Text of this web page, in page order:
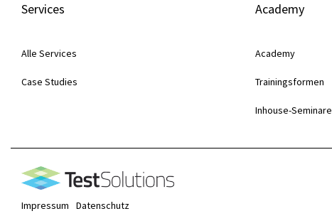
Services
Alle Services
Case Studies
Academy
Academy
Trainingsformen
Inhouse-Seminare
Impressum Datenschutz